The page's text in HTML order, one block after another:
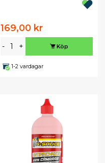
169,00 kr
- + Köp
1-2 vardagar